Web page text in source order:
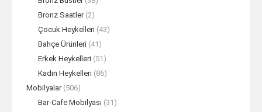
Bronz Saatler (2)
Çocuk Heykelleri (43)
Bahçe Ürünleri (41)
Erkek Heykelleri (51)
Kadın Heykelleri (86)
Mobilyalar (506)
Bar-Cafe Mobilyası (31)